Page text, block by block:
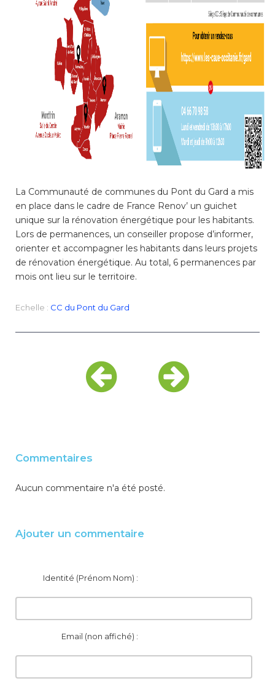
La Communauté de communes du Pont du Gard a mis
en place dans le cadre de France Renov’ un guichet
unique sur la rénovation énergétique pour les habitants.
Lors de permanences, un conseiller propose d’informer,
orienter et accompagner les habitants dans leurs projets
de rénovation énergétique. Au total, 6 permanences par
mois ont lieu sur le territoire.
Echelle : CC du Pont du Gard
Commentaires
Aucun commentaire n'a été posté.
Ajouter un commentaire
Identité (Prénom Nom) :
Email (non affiché) :